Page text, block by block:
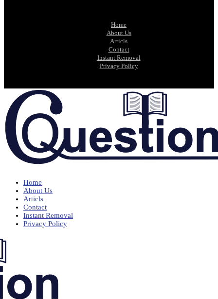
Home
About Us
Articls
Contact
Instant Removal
Privacy Policy
Home
About Us
Articls
Contact
Instant Removal
Privacy Policy